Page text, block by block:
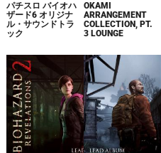
パチスロ バイオハ
ザード6 オリジナ
ル・サウンドトラ
ック
OKAMI
ARRANGEMENT
COLLECTION, PT.
3 LOUNGE